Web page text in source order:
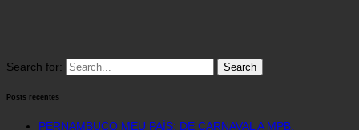
Search for:
Posts recentes
PERNAMBUCO MEU PAÍS: DE CARNAVAL A MPB,